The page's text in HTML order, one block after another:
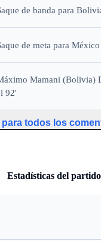
de banda para
de meta para
Mamani (Bolivia)
92'
para todos los
Estadísticas del partido